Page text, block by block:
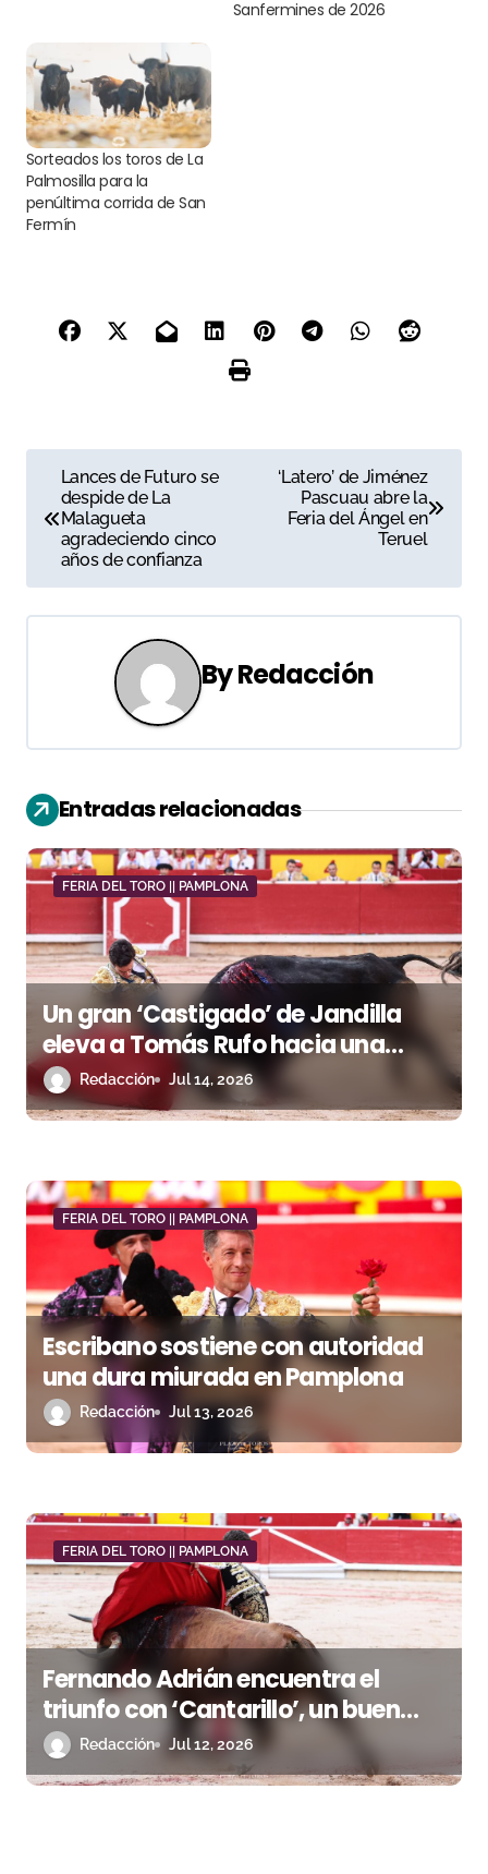
Sanfermines de 2026
Sorteados los toros de La
Palmosilla para la
penúltima corrida de San
Fermín
a
e
c
i
ó
n
d
e
e
n
t
a
d
a
s
Lances de Futuro se
despide de La
Malagueta
agradeciendo cinco
años de confianza
‘Latero’ de Jiménez
Pascuau abre la
Feria del Ángel en
Teruel
ByRedacción
Entradas relacionadas
FERIA DEL TORO || PAMPLONA
Un gran ‘Castigado’ de Jandilla
eleva a Tomás Rufo hacia una
tarde cumbre de cuatro orejas en
Pamplona
Redacción Jul 14, 2026
FERIA DEL TORO || PAMPLONA
Escribano sostiene con autoridad
una dura miurada en Pamplona
Redacción Jul 13, 2026
FERIA DEL TORO || PAMPLONA
Fernando Adrián encuentra el
triunfo con ‘Cantarillo’, un buen
toro de La Palmosilla
Redacción Jul 12, 2026